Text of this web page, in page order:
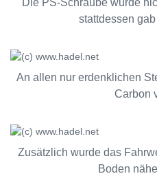
Die PS-Schraube wurde
stattdessen
An allen nur erdenklichen
Carbon
Zusätzlich wurde das
Boden